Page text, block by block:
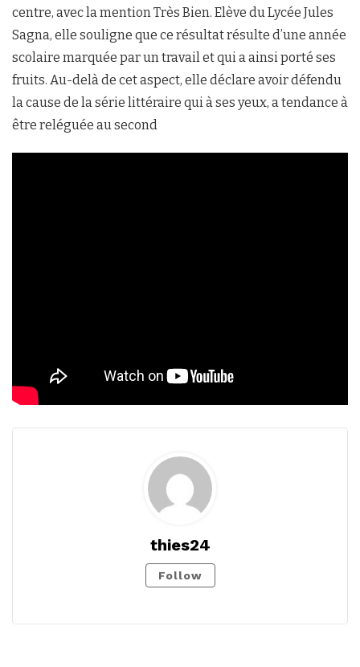
centre, avec la mention Très Bien. Elève du Lycée Jules
Sagna, elle souligne que ce résultat résulte d’une année
scolaire marquée par un travail et qui a ainsi porté ses
fruits. Au-delà de cet aspect, elle déclare avoir défendu
la cause de la série littéraire qui à ses yeux, a tendance à
être reléguée au second
thies24
Follow